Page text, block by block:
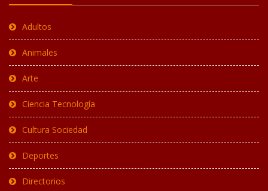
Adultos
Animales
Arte
Ciencia Tecnología
Cultura Sociedad
Deportes
Directorios